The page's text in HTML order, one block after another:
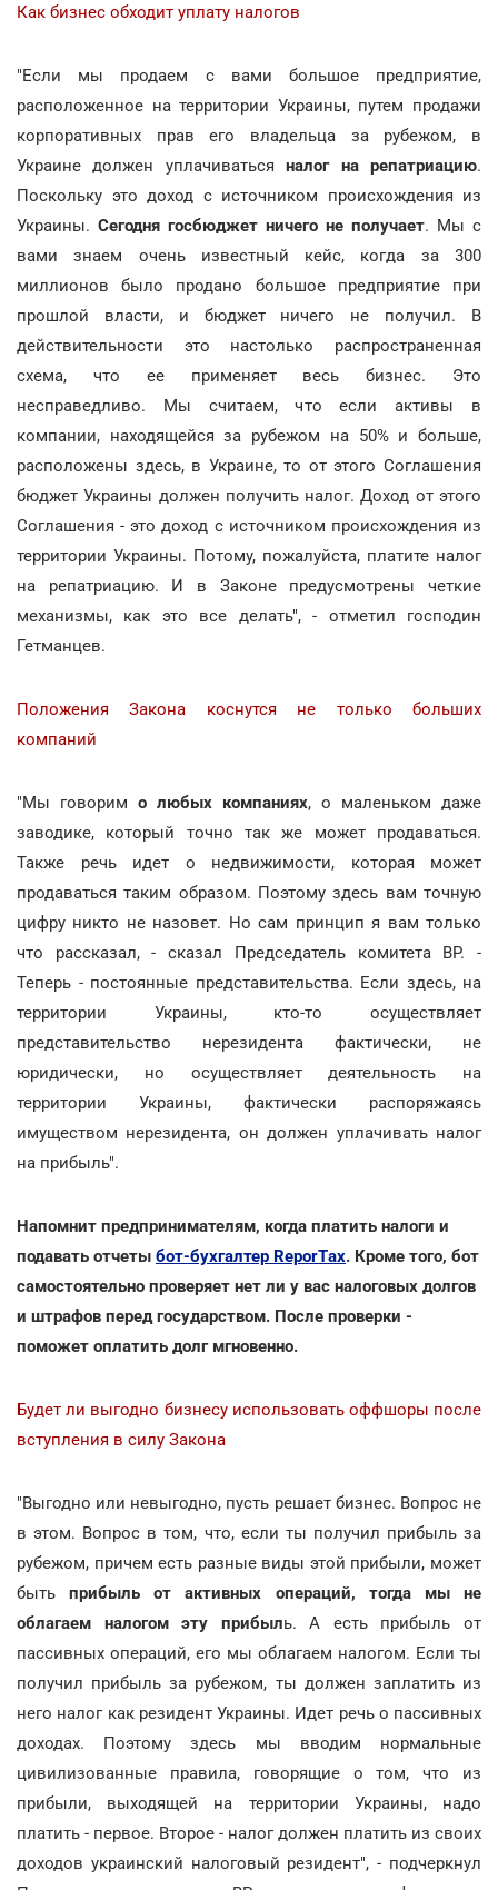
Как бизнес обходит уплату налогов
"Если мы продаем с вами большое предприятие,
расположенное на территории Украины, путем продажи
корпоративных прав его владельца за рубежом, в
Украине должен уплачиватьсяналог на репатриацию.
Поскольку это доход с источником происхождения из
Украины. Сегодня госбюджет ничего не получает. Мы с
вами знаем очень известный кейс, когда за 300
миллионов было продано большое предприятие при
прошлой власти, и бюджет ничего не получил. В
действительности это настолько распространенная
схема, что ее применяет весь бизнес. Это
несправедливо. Мы считаем, что если активы в
компании, находящейся за рубежом на 50% и больше,
расположены здесь, в Украине, то от этого Соглашения
бюджет Украины должен получить налог. Доход от этого
Соглашения - это доход с источником происхождения из
территории Украины. Потому, пожалуйста, платите налог
на репатриацию. И в Законе предусмотрены четкие
механизмы, как это все делать", - отметил господин
Гетманцев.
Положения Закона коснутся не только больших
компаний
"Мы говорим о любых компаниях, о маленьком даже
заводике, который точно так же может продаваться.
Также речь идет о недвижимости, которая может
продаваться таким образом. Поэтому здесь вам точную
цифру никто не назовет. Но сам принцип я вам только
что рассказал, - сказал Председатель комитета ВР. -
Теперь - постоянные представительства. Если здесь, на
территории Украины, кто-то осуществляет
представительство нерезидента фактически, не
юридически, но осуществляет деятельность на
территории Украины, фактически распоряжаясь
имуществом нерезидента, он должен уплачивать налог
на прибыль".
Напомнит предпринимателям, когда платить налоги и
подавать отчеты бот-бухгалтер ReporTах. Кроме того, бот
самостоятельно проверяет нет ли у вас налоговых долгов
и штрафов перед государством. После проверки -
поможет оплатить долг мгновенно.
Будет ли выгодно бизнесу использовать оффшоры после
вступления в силу Закона
"Выгодно или невыгодно, пусть решает бизнес. Вопрос не
в этом. Вопрос в том, что, если ты получил прибыль за
рубежом, причем есть разные виды этой прибыли, может
бытьприбыль от активных операций, тогда мы не
облагаем налогом эту прибыль. А есть прибыль от
пассивных операций, его мы облагаем налогом. Если ты
получил прибыль за рубежом, ты должен заплатить из
него налог как резидент Украины. Идет речь о пассивных
доходах. Поэтому здесь мы вводим нормальные
цивилизованные правила, говорящие о том, что из
прибыли, выходящей на территории Украины, надо
платить - первое. Второе - налог должен платить из своих
доходов украинский налоговый резидент", - подчеркнул